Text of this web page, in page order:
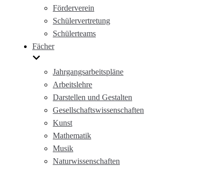
Förderverein
Schülervertretung
Schülerteams
Fächer
Jahrgangsarbeitspläne
Arbeitslehre
Darstellen und Gestalten
Gesellschaftswissenschaften
Kunst
Mathematik
Musik
Naturwissenschaften